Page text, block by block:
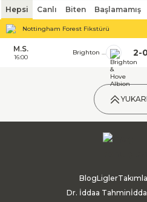
Hepsi Canlı Biten Başlamamış
Nottingham Forest Fikstürü
M.S.
16:00
Brighton & Hove Albion 2-
BlogLigler
Dr. İddaa Tahmin